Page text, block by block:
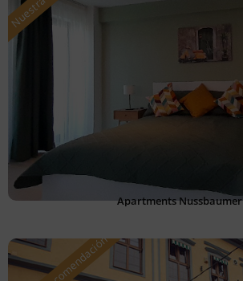
Apartments Nussbaumer